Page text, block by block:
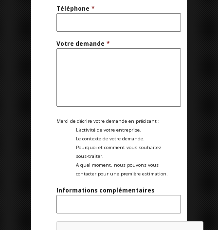
Téléphone *
Votre demande *
Merci de décrire votre demande en précisant :
L'activité de votre entreprise.
Le contexte de votre demande.
Pourquoi et comment vous souhaitez
sous-traiter.
A quel moment, nous pouvons vous
contacter pour une première estimation.
Informations complémentaires